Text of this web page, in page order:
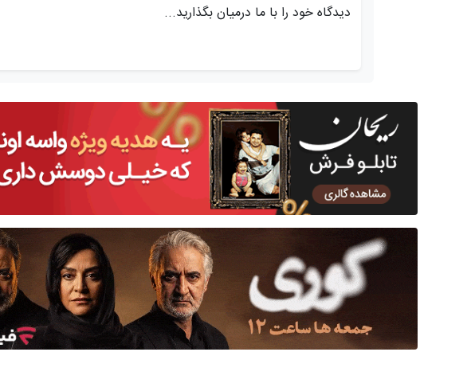
دیدگاه خود را با ما درمیان بگذارید...